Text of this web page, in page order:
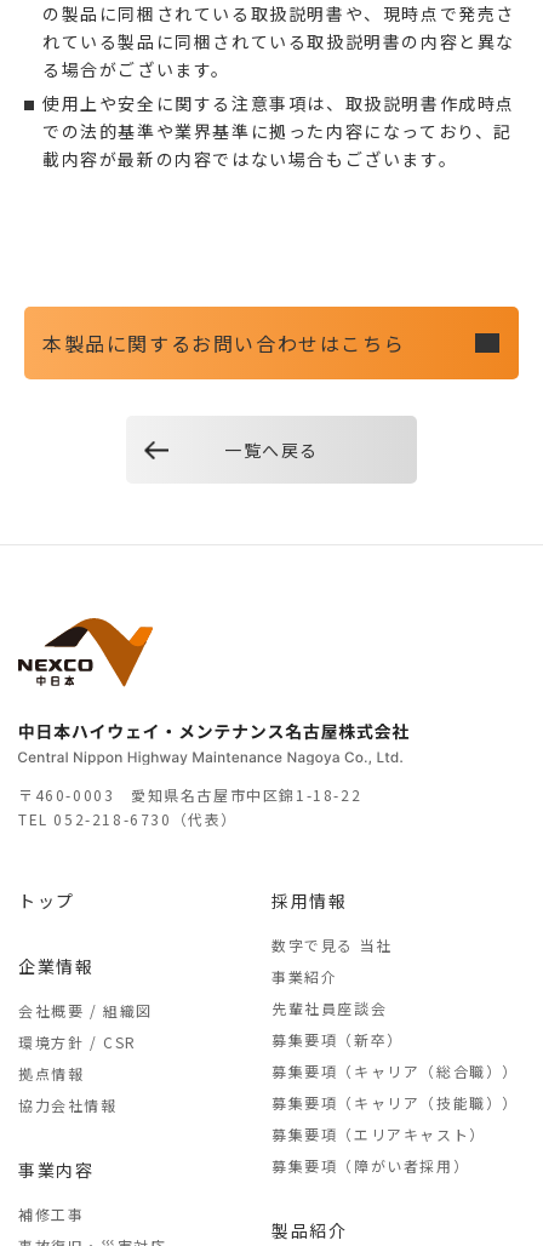
の製品に同梱されている取扱説明書や、現時点で発売さ
れている製品に同梱されている取扱説明書の内容と異な
る場合がございます。
使用上や安全に関する注意事項は、取扱説明書作成時点
での法的基準や業界基準に拠った内容になっており、記
載内容が最新の内容ではない場合もございます。
本製品に関するお問い合わせはこちら
一覧へ戻る
〒460-0003 愛知県名古屋市中区錦1-18-22
TEL 052-218-6730（代表）
トップ
企業情報
会社概要 / 組織図
環境方針 / CSR
拠点情報
協力会社情報
事業内容
補修工事
採用情報
数字で見る 当社
事業紹介
先輩社員座談会
募集要項（新卒）
募集要項（キャリア（総合職））
募集要項（キャリア（技能職））
募集要項（エリアキャスト）
募集要項（障がい者採用）
製品紹介